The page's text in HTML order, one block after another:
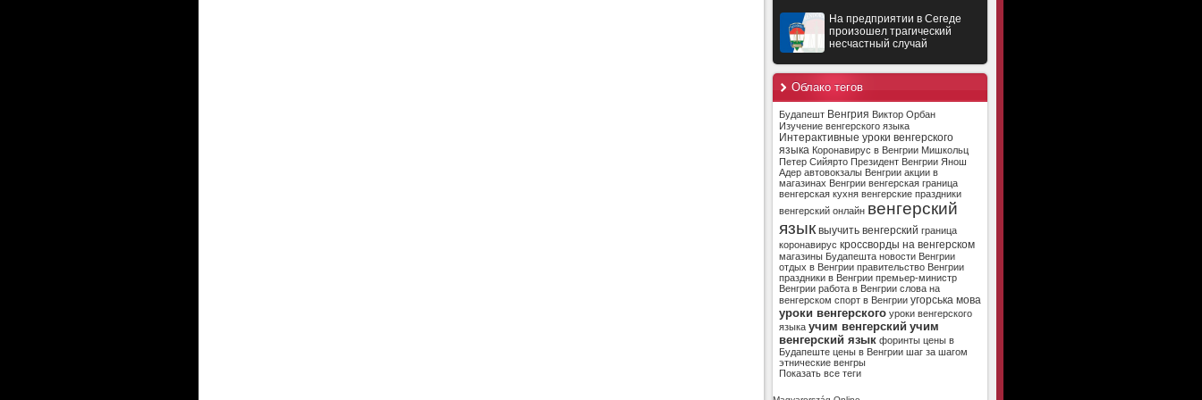
На предприятии в Сегеде
произошел трагический
несчастный случай
Облако тегов
Будапешт Венгрия Виктор Орбан
Изучение венгерского языка
Интерактивные уроки венгерского
языка Коронавирус в Венгрии Мишкольц
Петер Сийярто Президент Венгрии Янош
Адер автовокзалы Венгрии акции в
магазинах Венгрии венгерская граница
венгерская кухня венгерские праздники
венгерский онлайн венгерский
язык выучить венгерский граница
коронавирус кроссворды на венгерском
магазины Будапешта новости Венгрии
отдых в Венгрии правительство Венгрии
праздники в Венгрии премьер-министр
Венгрии работа в Венгрии слова на
венгерском спорт в Венгрии угорська мова
уроки венгерского уроки венгерского
языка учим венгерский учим
венгерский язык форинты цены в
Будапеште цены в Венгрии шаг за шагом
этнические венгры
Показать все теги